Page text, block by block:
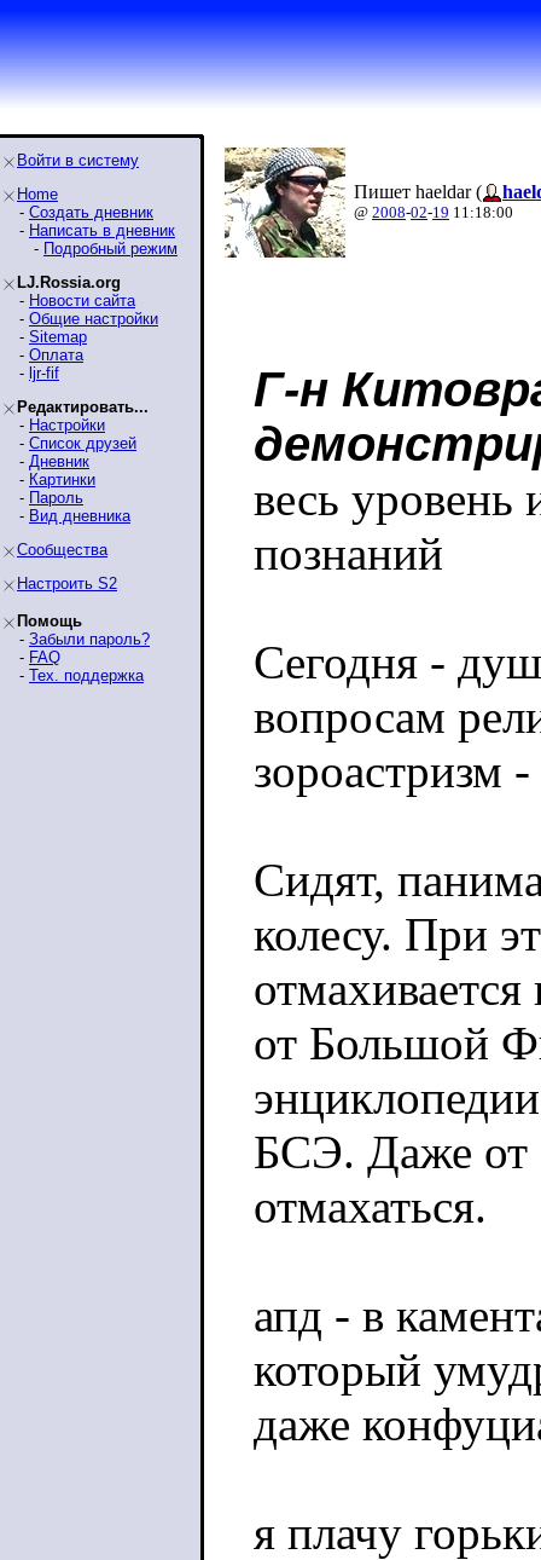
Войти в систему
Home
- Создать дневник
- Написать в дневник
- Подробный режим
LJ.Rossia.org
- Новости сайта
- Общие настройки
- Sitemap
- Оплата
- ljr-fif
Редактировать...
- Настройки
- Список друзей
- Дневник
- Картинки
- Пароль
- Вид дневника
Сообщества
Настроить S2
Помощь
- Забыли пароль?
- FAQ
- Тех. поддержка
Пишет haeldar (
@ 2008-02-19 11:18:00
Г-н
весь уровень
познаний
Сегодня -
вопросам
зороастризм
Сидят,
колесу. При
от Большой
БСЭ. Даже от
отмахаться.
апд - в
который
даже
я плачу